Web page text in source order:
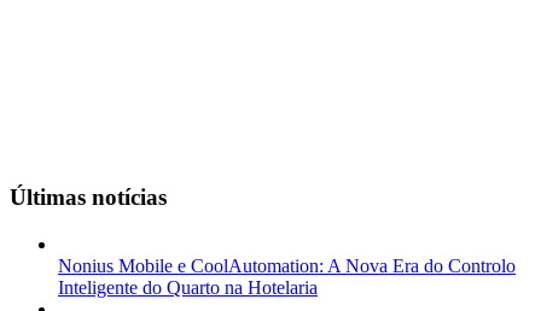
Últimas notícias
Nonius Mobile e CoolAutomation: A Nova Era do Controlo
Inteligente do Quarto na Hotelaria